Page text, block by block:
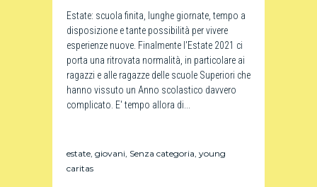
Estate: scuola finita, lunghe giornate, tempo a
disposizione e tante possibilità per vivere
esperienze nuove. Finalmente l'Estate 2021 ci
porta una ritrovata normalità, in particolare ai
ragazzi e alle ragazze delle scuole Superiori che
hanno vissuto un Anno scolastico davvero
complicato. E' tempo allora di...
estate, giovani, Senza categoria, young
caritas